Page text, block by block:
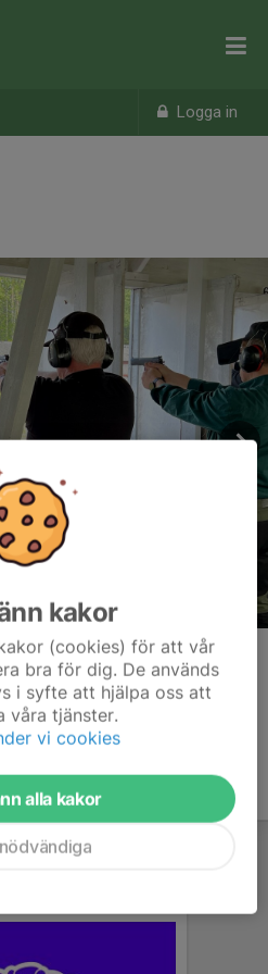
Logga in
kakor
(cookies) för att vår
bra för dig. De används
i syfte att hjälpa oss att
våra tjänster.
vi cookies
alla kakor